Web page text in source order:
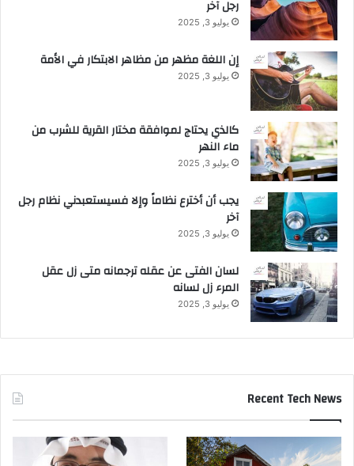
رجل آخر
يوليو 3, 2025
إن اللغة مظهر من مظاهر الابتكار في الأمة
يوليو 3, 2025
كالذي يحتاج لموافقة مختار القرية للشرب من
ماء النهر
يوليو 3, 2025
يجب أن أخترع نظاماً وإلا فسيستعبدني نظام رجل
آخر
يوليو 3, 2025
لسان الفتى عن عقله ترجمانه متى زل عقل
المرء زل لسانه
يوليو 3, 2025
Recent Tech News